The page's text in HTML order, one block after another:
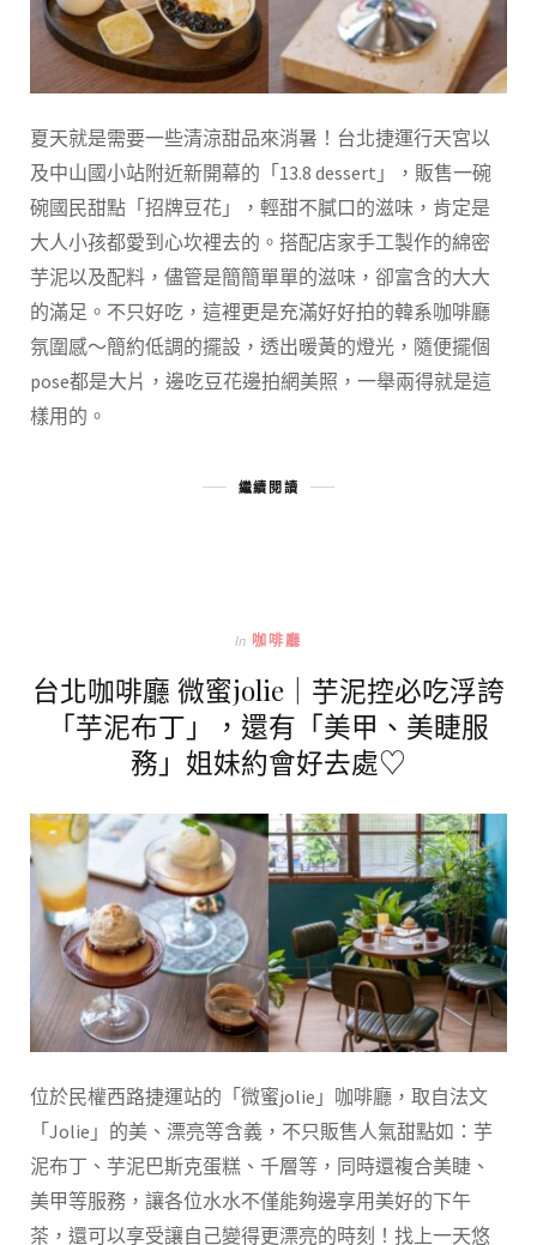
夏天就是需要一些清涼甜品來消暑！台北捷運行天宮以
及中山國小站附近新開幕的「13.8 dessert」，販售一碗
碗國民甜點「招牌豆花」，輕甜不膩口的滋味，肯定是
大人小孩都愛到心坎裡去的。搭配店家手工製作的綿密
芋泥以及配料，儘管是簡簡單單的滋味，卻富含的大大
的滿足。不只好吃，這裡更是充滿好好拍的韓系咖啡廳
氛圍感～簡約低調的擺設，透出暖黃的燈光，隨便擺個
pose都是大片，邊吃豆花邊拍網美照，一舉兩得就是這
樣用的。
繼續閱讀
In 咖啡廳
台北咖啡廳 微蜜jolie｜芋泥控必吃浮誇
「芋泥布丁」，還有「美甲、美睫服
務」姐妹約會好去處♡
位於民權西路捷運站的「微蜜jolie」咖啡廳，取自法文
「Jolie」的美、漂亮等含義，不只販售人氣甜點如：芋
泥布丁、芋泥巴斯克蛋糕、千層等，同時還複合美睫、
美甲等服務，讓各位水水不僅能夠邊享用美好的下午
茶，還可以享受讓自己變得更漂亮的時刻！找上一天悠